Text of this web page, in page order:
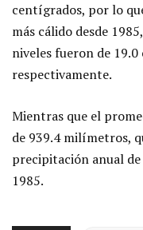
centígrados, por lo
más cálido desde
niveles fueron de
respectivamente.
Mientras que el
de 939.4 milímetros,
precipitación anual de
1985.